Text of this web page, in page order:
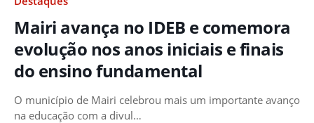
Mairi avança no IDEB e comemora
evolução nos anos iniciais e finais
do ensino fundamental
O município de Mairi celebrou mais um importante avanço
na educação com a divul…